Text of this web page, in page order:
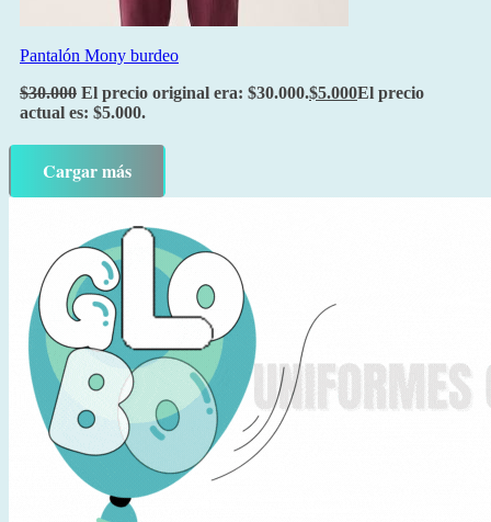
Pantalón Mony burdeo
$30.000 El precio original era: $30.000.$5.000El precio
actual es: $5.000.
Cargar más